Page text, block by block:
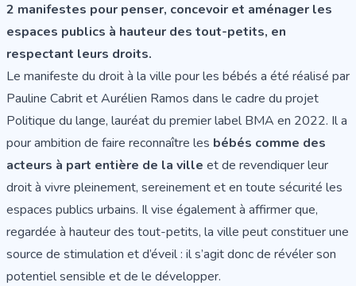
2 manifestes pour penser, concevoir et aménager les
espaces publics à hauteur des tout-petits, en
respectant leurs droits.
Le manifeste du droit à la ville pour les bébés a été réalisé par
Pauline Cabrit et Aurélien Ramos dans le cadre du projet
Politique du lange, lauréat du premierlabel BMA en 2022. Il a
pour ambition de faire reconnaître les bébés comme des
acteurs à part entière de la ville et de revendiquer leur
droit à vivre pleinement, sereinement et en toute sécurité les
espaces publics urbains. Il vise également à affirmer que,
regardée à hauteur des tout-petits, la ville peut constituer une
source de stimulation et d’éveil : il s’agit donc de révéler son
potentiel sensible et de le développer.